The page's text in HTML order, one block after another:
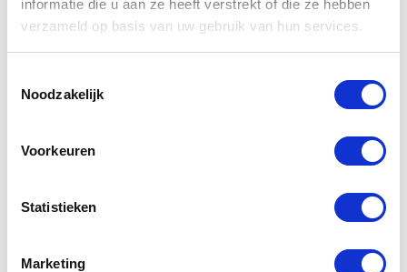
informatie die u aan ze heeft verstrekt of die ze hebben
verzameld op basis van uw gebruik van hun services.
Noodzakelijk
Voorkeuren
Statistieken
Marketing
TECHNISCHE INFORMATIE
1-2 werkdagen